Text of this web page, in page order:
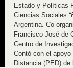
Estado y Políticas
Ciencias Sociales
Argentina. Co-
Francisco José de
Centro de
Contó con el
Distancia (PED)